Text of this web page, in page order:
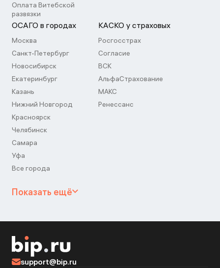
Оплата Витебской
развязки
ОСАГО в городах
Москва
Санкт-Петербург
Новосибирск
Екатеринбург
Казань
Нижний Новгород
Красноярск
Челябинск
Самара
Уфа
Все города
КАСКО у страховых
Росгосстрах
Согласие
ВСК
АльфаСтрахование
МАКС
Ренессанс
Показать ещё
support@bip.ru